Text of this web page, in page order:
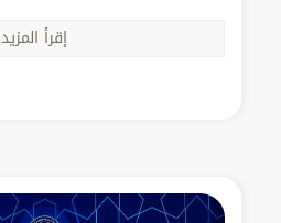
إقرأ المزيد